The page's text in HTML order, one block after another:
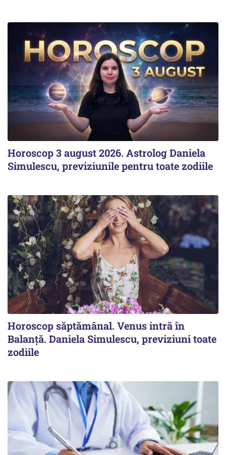
Horoscop 3 august 2026. Astrolog Daniela
Simulescu, previziunile pentru toate zodiile
Horoscop săptămânal. Venus intră în
Balanță. Daniela Simulescu, previziuni toate
zodiile